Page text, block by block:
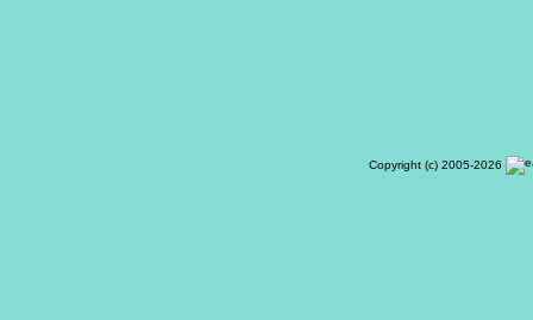
Copyright (c) 2005-2026